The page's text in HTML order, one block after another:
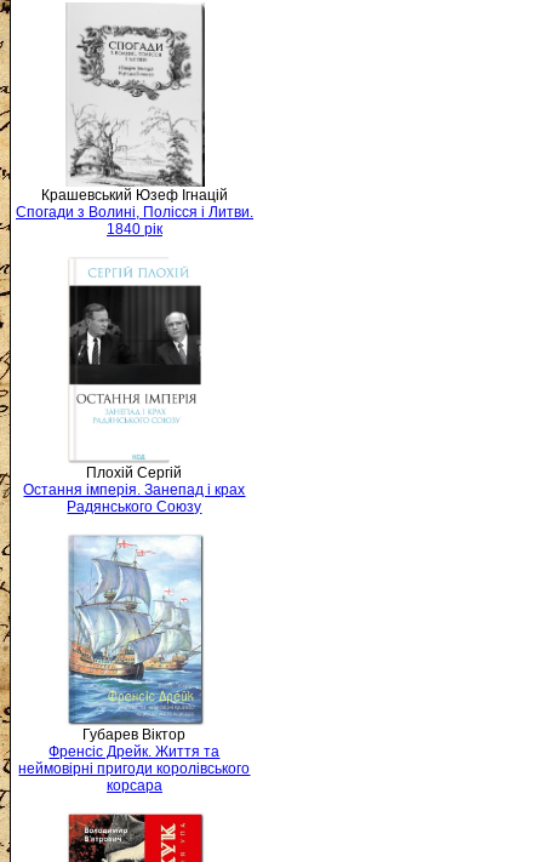
Крашевський Юзеф Ігнацій
Спогади з Волині, Полісся і Литви.
1840 рік
Плохій Сергій
Остання імперія. Занепад і крах
Радянського Союзу
Губарев Віктор
Френсіс Дрейк. Життя та
неймовірні пригоди королівського
корсара